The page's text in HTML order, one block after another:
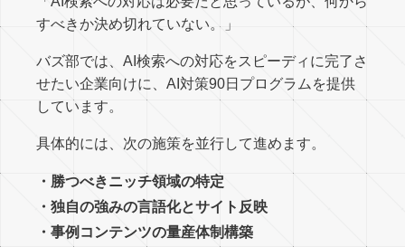
すべきか決め切れていない。」
バズ部では、AI検索への対応をスピーディに完了さ
せたい企業向けに、AI対策90日プログラムを提供
しています。
具体的には、次の施策を並行して進めます。
・勝つべきニッチ領域の特定
・独自の強みの言語化とサイト反映
・事例コンテンツの量産体制構築